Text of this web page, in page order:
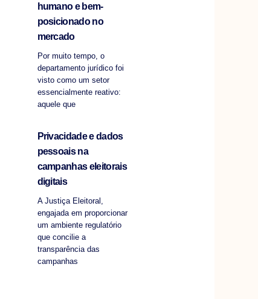
humano e bem-
posicionado no
mercado
Por muito tempo, o
departamento jurídico foi
visto como um setor
essencialmente reativo:
aquele que
Privacidade e dados
pessoais na
campanhas eleitorais
digitais
A Justiça Eleitoral,
engajada em proporcionar
um ambiente regulatório
que concilie a
transparência das
campanhas